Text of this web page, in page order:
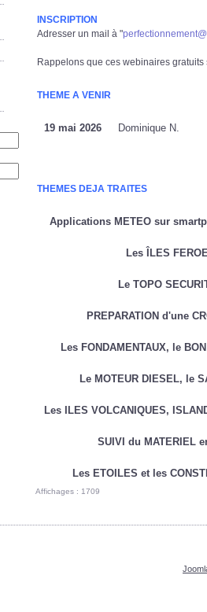
INSCRIPTION
Adresser un mail à "
Rappelons que ces webinaires
THEME A VENIR
19 mai 2026 Dominique N.
THEMES DEJA TRAITES
Applications METEO sur
Les ÎLES
Le TOPO
PREPARATION d'une
Les FONDAMENTAUX, le
Le MOTEUR DIESEL, le
Les ILES VOLCANIQUES,
SUIVI du MATERIEL
Les ETOILES et les
Affichages : 1709